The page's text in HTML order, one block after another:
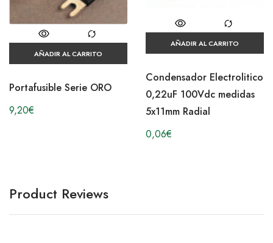
AÑADIR AL CARRITO
Portafusible Serie ORO
9,20€
AÑADIR AL CARRITO
Condensador Electrolitico
0,22uF 100Vdc medidas
5x11mm Radial
0,06€
Product Reviews